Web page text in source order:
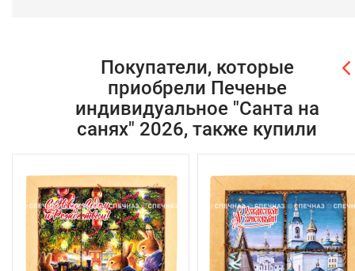
Покупатели, которые
приобрели Печенье
индивидуальное "Санта на
санях" 2026, также купили